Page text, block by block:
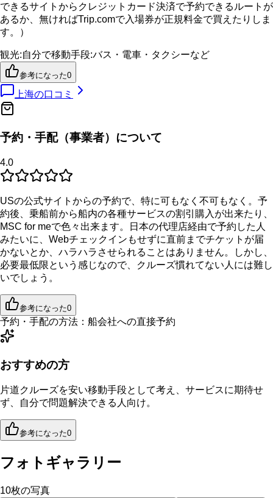
できるサイトからクレジットカード決済で予約できるルートが
あるか、無ければTrip.comで入場券が正規料金で買えたりしま
す。）
観光:自分で移動手段:バス・電車・タクシーなど
参考になった0
上海の口コミ
予約・手配（事業者）について
4.0
USの公式サイトからの予約で、特に可もなく不可もなく。予
約後、乗船前から船内の各種サービスの割引購入が出来たり、
MSC for meで色々出来ます。日本の代理店経由で予約した人
みたいに、Webチェックインもせずに直前までチケットが届
かないとか、ハラハラさせられることはありません。しかし、
必要最低限という感じなので、クルーズ慣れてない人には難し
いでしょう。
参考になった0
予約・手配の方法： 船会社への直接予約
おすすめの方
片道クルーズを安い移動手段として考え、サービスに期待せ
ず、自分で問題解決できる人向け。
参考になった0
フォトギャラリー
10枚の写真